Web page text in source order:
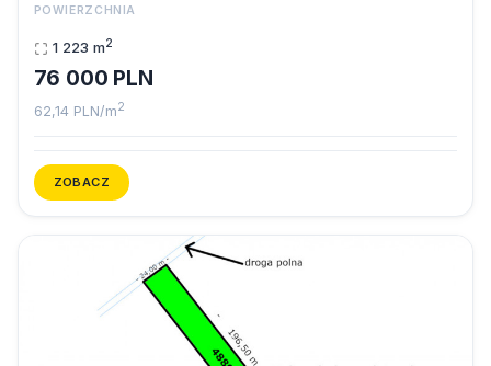
POWIERZCHNIA
1 223 m2
76 000 PLN
62,14 PLN/m2
ZOBACZ